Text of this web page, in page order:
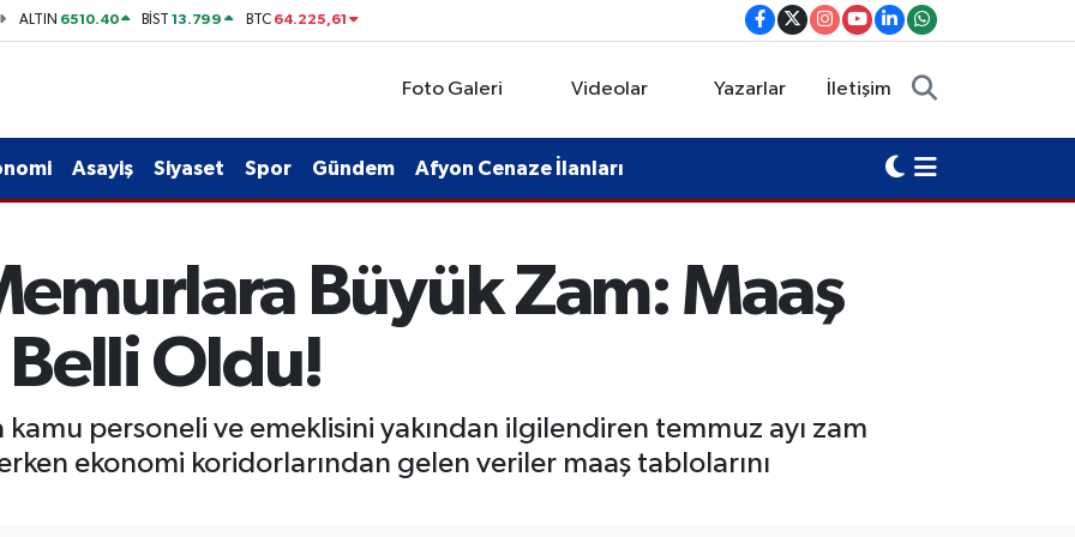
ALTIN 6510.40 BİST13.799 BTC 64.225,61
Foto Galeri Videolar Yazarlar İletişim
Asayiş Siyaset Spor Gündem Afyon Cenaze İlanları
Büyük Zam: Maaş
Belli Oldu!
personeli ve emeklisini yakından ilgilendiren temmuz ayı zam
ekonomi koridorlarından gelen veriler maaş tablolarını